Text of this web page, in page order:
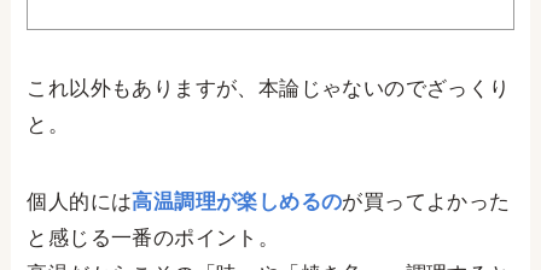
これ以外もありますが、本論じゃないのでざっくり
と。
個人的には高温調理が楽しめるのが買ってよかった
と感じる一番のポイント。